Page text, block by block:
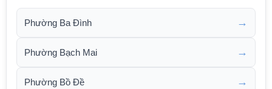
Phường Ba Đình →
Phường Bạch Mai →
Phường Bồ Đề →